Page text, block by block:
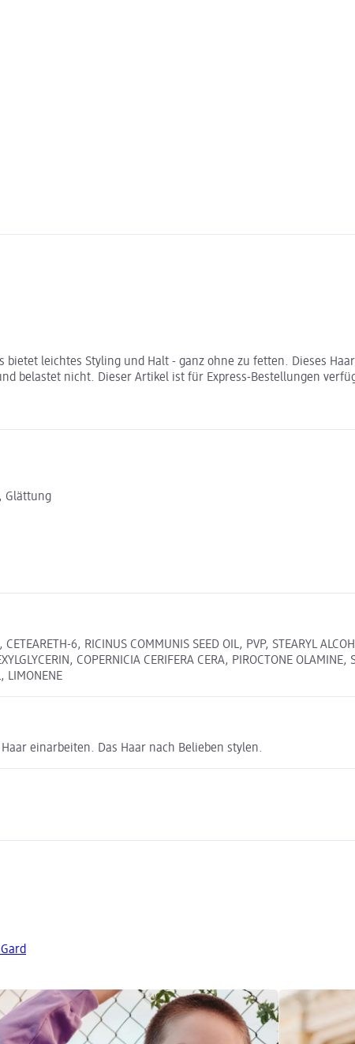
bietet leichtes Styling und Halt - ganz ohne zu fetten. Dieses
belastet nicht. Dieser Artikel ist für Express-Bestellungen
Glättung
6, RICINUS COMMUNIS SEED OIL, PVP, STEARYL
COPERNICIA CERIFERA CERA, PIROCTONE
LIMONENE
einarbeiten. Das Haar nach Belieben stylen.